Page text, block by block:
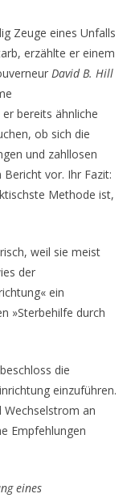
Zeuge eines Unfalls
erzählte er einem
David B. Hill
bereits ähnliche
ob sich die
und zahllosen
vor. Ihr Fazit:
Methode ist,
weil sie meist
der
ein
»Sterbehilfe durch
die
einzuführen.
Wechselstrom an
Empfehlungen
eines